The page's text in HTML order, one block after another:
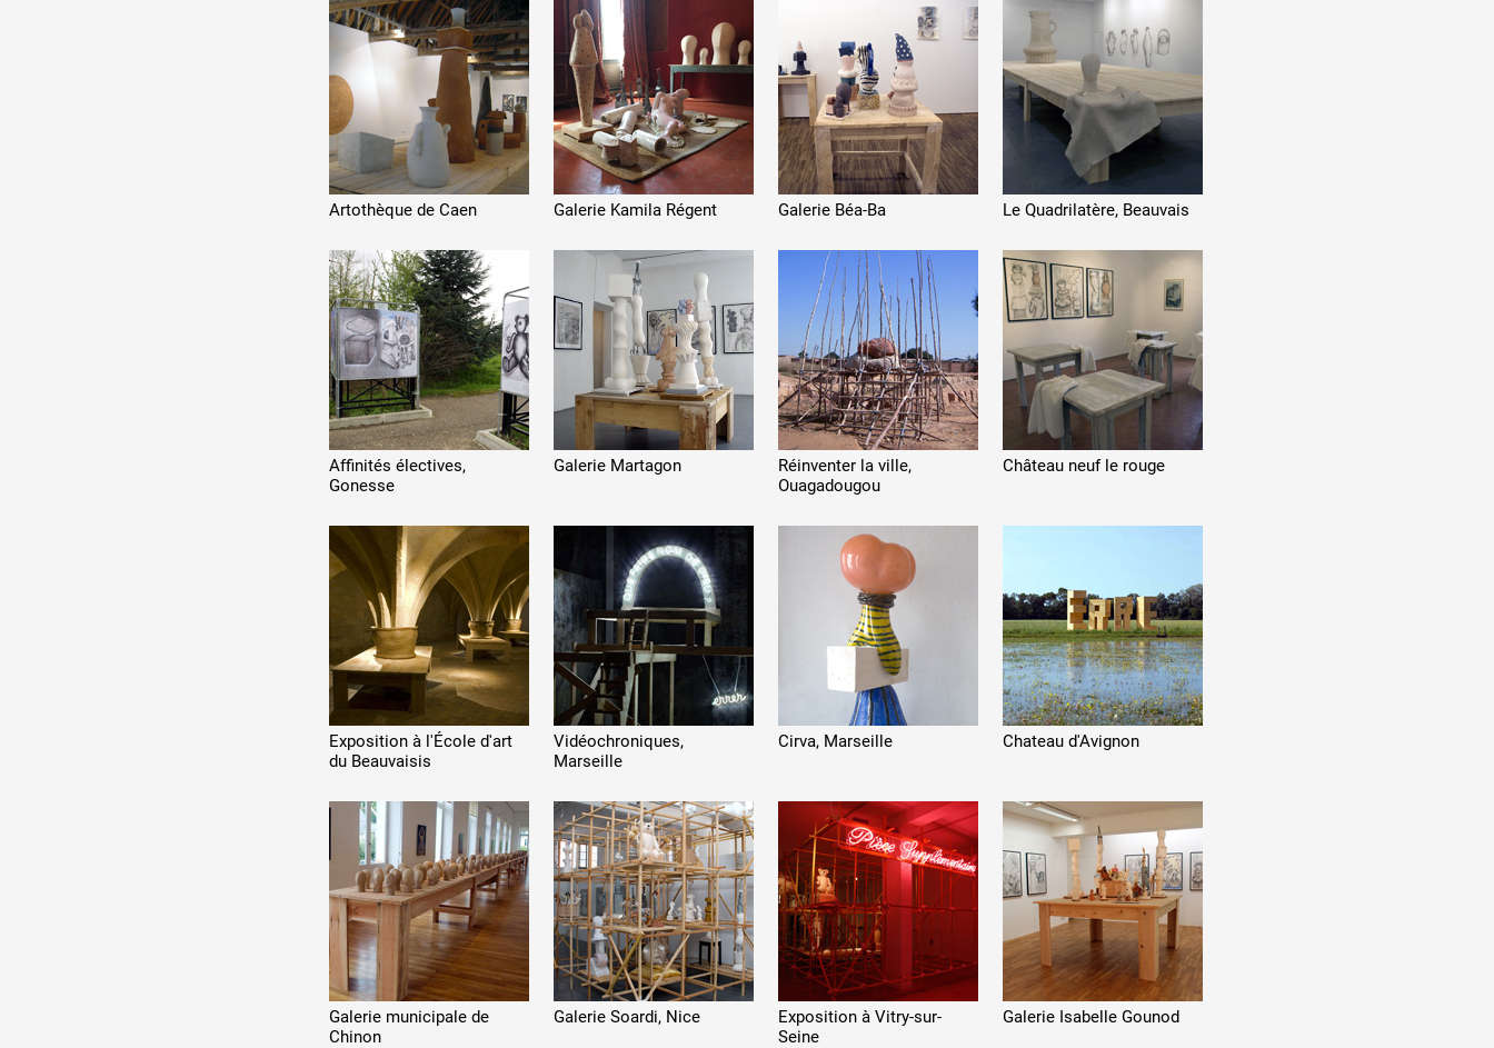
Production vidéo
1% œuvres dans l'espace public
Réseau documents d'artistes
Artothèque de Caen Galerie Kamila Régent Galerie Béa-Ba Le Quadrilatère, Beauvais
Affinités électives,
Gonesse
Galerie Martagon
Réinventer la ville,
Ouagadougou
Château neuf le rouge
Exposition à l'École d'art
du Beauvaisis
Vidéochroniques,
Marseille
Cirva, Marseille Chateau d'Avignon
Galerie municipale de
Chinon
Galerie Soardi, Nice
Exposition à Vitry-sur-
Seine
Galerie Isabelle Gounod